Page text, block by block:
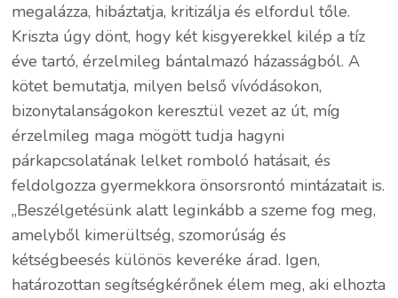
megalázza, hibáztatja, kritizálja és elfordul tőle.
Kriszta úgy dönt, hogy két kisgyerekkel kilép a tíz
éve tartó, érzelmileg bántalmazó házasságból. A
kötet bemutatja, milyen belső vívódásokon,
bizonytalanságokon keresztül vezet az út, míg
érzelmileg maga mögött tudja hagyni
párkapcsolatának lelket romboló hatásait, és
feldolgozza gyermekkora önsorsrontó mintázatait is.
,,Beszélgetésünk alatt leginkább a szeme fog meg,
amelyből kimerültség, szomorúság és
kétségbeesés különös keveréke árad. Igen,
határozottan segítségkérőnek élem meg, aki elhozta